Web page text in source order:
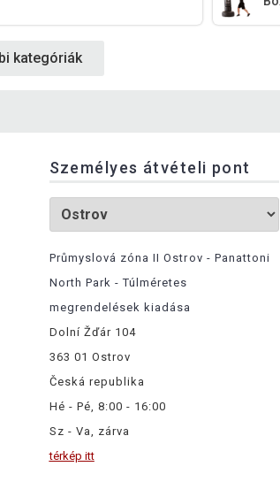
kategóriák
Személyes átvételi pont
Průmyslová zóna II Ostrov - Panattoni
North Park - Túlméretes
megrendelések kiadása
Dolní Žďár 104
363 01 Ostrov
Česká republika
Hé - Pé, 8:00 - 16:00
Sz - Va, zárva
térkép itt